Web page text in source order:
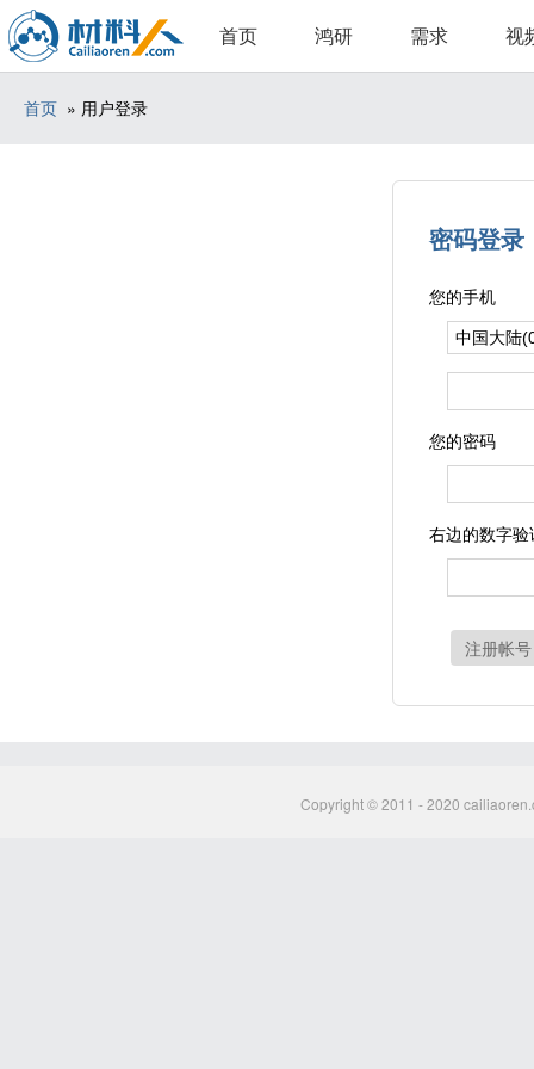
首页 鸿研 需求 视
首页 » 用户登录
密码登录
您的手机
您的密码
右边的数字验
注册帐号
Copyright © 2011 - 2020